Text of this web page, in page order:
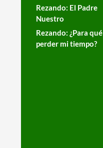
Rezando: El Padre
Nuestro
Rezando: ¿Para qué
perder mi tiempo?